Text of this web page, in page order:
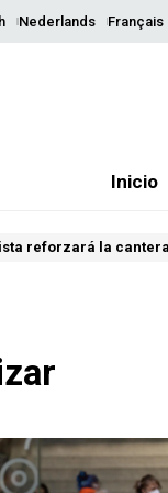
Nederlands Français
Inicio
reforzará la